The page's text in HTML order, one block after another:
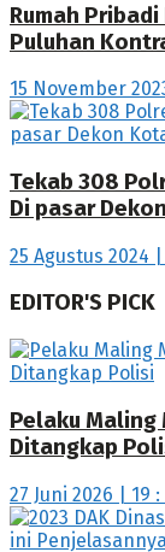
Rumah
Puluhan
15 November
Tekab 308
Di pasar
25 Agustus 2024 |
EDITOR'S PICK
Pelaku Maling
Ditangkap
27 Juni 2026 | 19 :